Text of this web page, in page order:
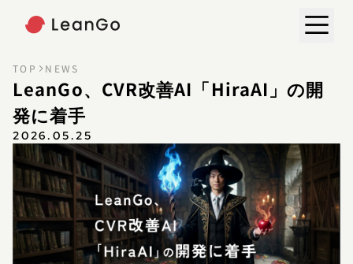
TOP NEWS
LeanGo、CVR改善AI「HiraAI」の開
発に着手
2026.05.25